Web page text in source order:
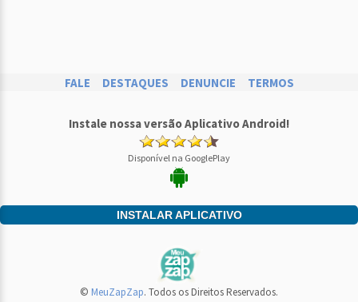
FALE DESTAQUES DENUNCIE TERMOS
Instale nossa versão Aplicativo Android!
Disponível na GooglePlay
INSTALAR APLICATIVO
© MeuZapZap. Todos os Direitos Reservados.